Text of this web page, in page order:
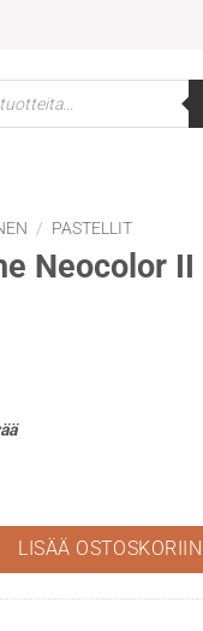
/ PASTELLIT
Neocolor
II -vahaliidut, 10 liitua
LISÄÄ OSTOSKORIIN